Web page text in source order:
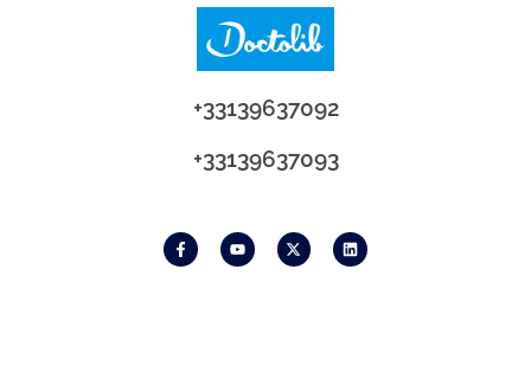
+33139637092
+33139637093